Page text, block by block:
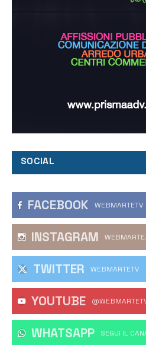
SOCIAL
FACEBOOK WEBMARTETV
INSTAGRAM
TWITTER WEBMARTETV
YOUTUBE
WHATSAPP ‎SEGUI IL